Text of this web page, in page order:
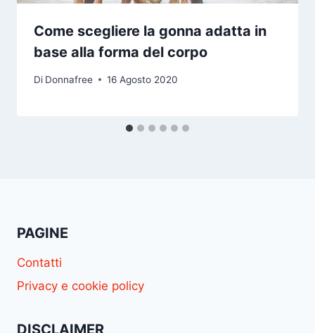
Come scegliere la gonna adatta in
base alla forma del corpo
Di Donnafree 16 Agosto 2020
PAGINE
Contatti
Privacy e cookie policy
DISCLAIMER